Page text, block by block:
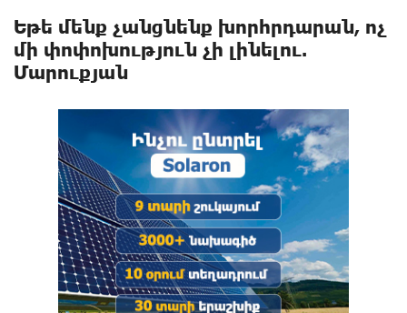
Եթե մենք չանցնենք խորհրդարան, ոչ
մի փոփոխություն չի լինելու.
Մարուքյան